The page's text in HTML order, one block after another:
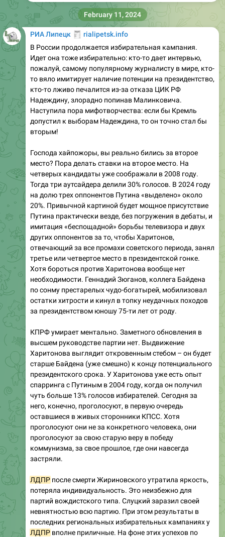
РИА Липецк
🧾rialipetsk.info
В России продолжается избирательная кампания.
Идет она тоже избирательно: кто-то дает интервью,
пожалуй, самому популярному журналисту в мире, кто-
то вяло имитирует наличие потенции на президентство,
кто-то лживо печалится из-за отказа ЦИК РФ
Надеждину, злорадно попинав Малинковича.
Наступила пора мифотворчества: если бы Кремль
допустил к выборам Надеждина, то он точно стал бы
вторым!
Господа хайпожоры, вы реально бились за второе
место? Пора делать ставки на второе место. На
четверых кандидаты уже соображали в 2008 году.
Тогда три аутсайдера делили 30% голосов. В 2024 году
на долю трех оппонентов Путина «выделено» около
20%. Привычной картиной будет мощное присутствие
Путина практически везде, без погружения в дебаты, и
имитация «беспощадной» борьбы телевизора и двух
других оппонентов за то, чтобы Харитонов,
отвечающий за все промахи советского периода, занял
третье или четвертое место в президентской гонке.
Хотя бороться против Харитонова вообще нет
необходимости. Геннадий Зюганов, коллега Байдена
по сонму престарелых чудо-богатырей, мобилизовал
остатки хитрости и кинул в топку неудачных походов
за президентством юношу 75-ти лет от роду.
КПРФ умирает ментально. Заметного обновления в
высшем руководстве партии нет. Выдвижение
Харитонова выглядит откровенным стебом – он будет
старше Байдена (уже смешно) к концу потенциального
президентского срока. У Харитонова уже есть опыт
спарринга с Путиным в 2004 году, когда он получил
чуть больше 13% голосов избирателей. Сегодня за
него, конечно, проголосуют, в первую очередь
оставшиеся в живых сторонники КПСС. Хотя
проголосуют они не за конкретного человека, они
проголосуют за свою старую веру в победу
коммунизма, за свое прошлое, где они навсегда
застряли.
ЛДПР после смерти Жириновского утратила яркость,
потеряла индивидуальность. Это неизбежно для
партий вождистского типа. Слуцкий заразил своей
невнятностью всю партию. При этом результаты в
последних региональных избирательных кампаниях у
ЛДПР вполне приличные. На фоне этих успехов по
February 11, 2024